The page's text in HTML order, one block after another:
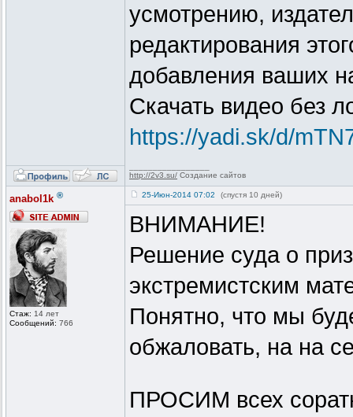
усмотрению,
редактирования
добавления ваших
Скачать видео без
https://yadi.sk/d/
http://2v3.su/ Создание сайтов
anabol1k ®
Стаж: 14 лет
Сообщений: 766
25-Июн-2014 07:02 (спустя 10 дней)
ВНИМАНИЕ!
Решение суда о
экстремистским
Понятно, что мы
обжаловать, на на
ПРОСИМ всех